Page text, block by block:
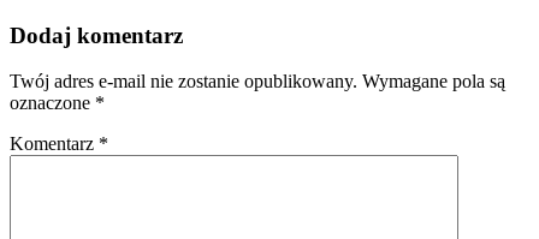
Dodaj komentarz
Twój adres e-mail nie zostanie opublikowany. Wymagane pola są
oznaczone *
Komentarz *